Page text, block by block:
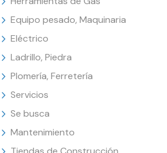
Equipo pesado, Maquinaria
Eléctrico
Ladrillo, Piedra
Plomería, Ferretería
Servicios
Se busca
Mantenimiento